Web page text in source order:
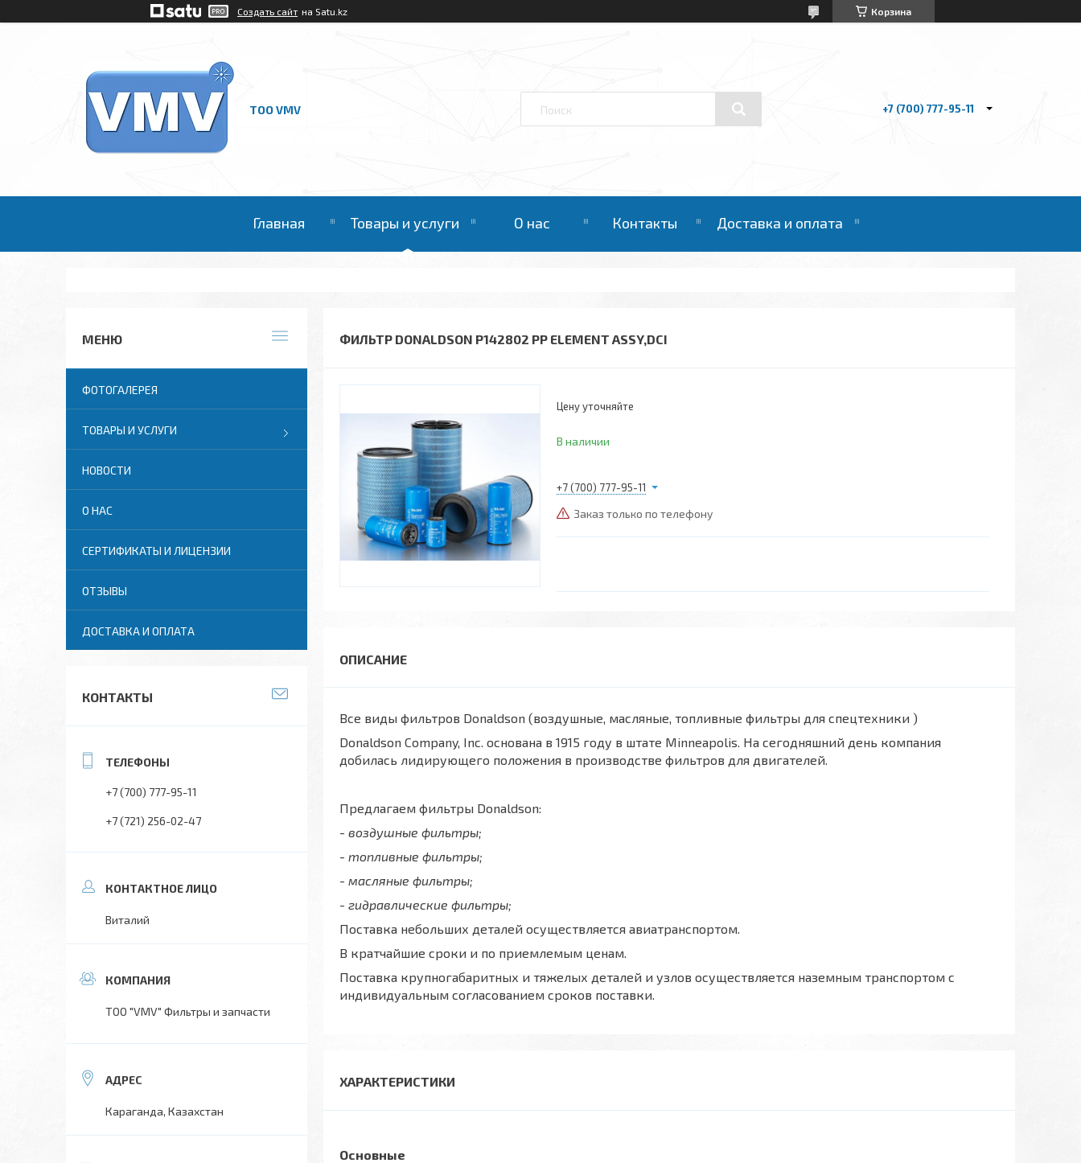
Создать сайт на Satu.kz Корзина
ТОО VMV +7 (700) 777-95-11
Главная Товары и услуги О нас Контакты Доставка и оплата
ФИЛЬТР DONALDSON P142802 PP ELEMENT ASSY,DCI
Цену уточняйте
В наличии
+7 (700) 777-95-11
Заказ только по телефону
Все виды фильтров Donaldson (воздушные, масляные, топливные фильтры для спецтехники )
Donaldson Company, Inc. основана в 1915 году в штате Minneapolis. На сегодняшний день компания
добилась лидирующего положения в производстве фильтров для двигателей.
Предлагаем фильтры Donaldson:
- воздушные фильтры;
- топливные фильтры;
- масляные фильтры;
- гидравлические фильтры;
Поставка небольших деталей осуществляется авиатранспортом.
В кратчайшие сроки и по приемлемым ценам.
Поставка крупногабаритных и тяжелых деталей и узлов осуществляется наземным транспортом с
индивидуальным согласованием сроков поставки.
ХАРАКТЕРИСТИКИ
Основные
ФОТОГАЛЕРЕЯ
ТОВАРЫ И УСЛУГИ
НОВОСТИ
О НАС
СЕРТИФИКАТЫ И ЛИЦЕНЗИИ
ОТЗЫВЫ
ДОСТАВКА И ОПЛАТА
КОНТАКТЫ
+7 (700) 777-95-11
+7 (721) 256-02-47
Виталий
ТОО "VMV" Фильтры и запчасти
Караганда, Казахстан